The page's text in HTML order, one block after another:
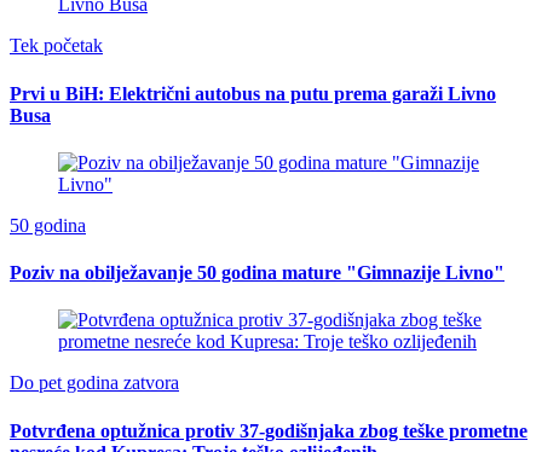
Tek početak
Prvi u BiH: Električni autobus na putu prema garaži Livno
Busa
50 godina
Poziv na obilježavanje 50 godina mature "Gimnazije Livno"
Do pet godina zatvora
Potvrđena optužnica protiv 37-godišnjaka zbog teške prometne